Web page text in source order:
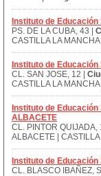
Instituto de Educación
PS. DE LA CUBA, 43 |
CASTILLA LA MANCHA |
Instituto de Educación
CL. SAN JOSE, 12 |
CASTILLA LA MANCHA |
Instituto de Educación
ALBACETE
CL. PINTOR QUIJADA,
ALBACETE | CASTILLA
Instituto de Educación
CL. BLASCO IBAÑEZ,